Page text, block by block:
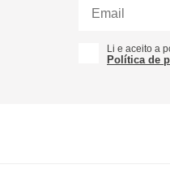
Li e aceito a
Política de